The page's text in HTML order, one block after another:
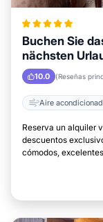
Buchen Sie
nächsten
10.0 (Reseñas
Aire
Reserva un alquiler
descuentos
cómodos,